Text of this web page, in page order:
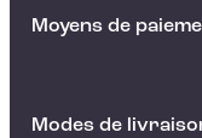
Moyens de
Modes de